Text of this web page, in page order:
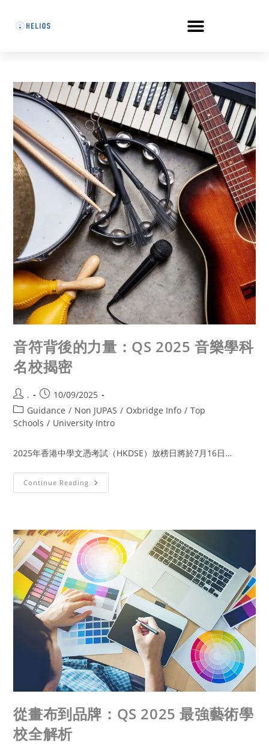
音符背後的力量：QS 2025 音樂學科
名校揭密
.
10/09/2025
Guidance / Non JUPAS / Oxbridge Info / Top
Schools / University Intro
2025年香港中學文憑考試（HKDSE）放榜日將於7月16日…
Continue Reading
從畫布到品牌：QS 2025 最強藝術學
校全解析